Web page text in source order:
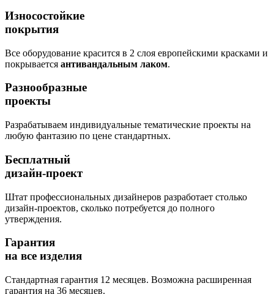
Износостойкие
покрытия
Все оборудование красится в 2 слоя европейскими красками и
покрывается антивандальным лаком.
Разнообразные
проекты
Разрабатываем индивидуальные тематические проекты на
любую фантазию по цене стандартных.
Бесплатный
дизайн-проект
Штат профессиональных дизайнеров разработает столько
дизайн-проектов, сколько потребуется до полного
утверждения.
Гарантия
на все изделия
Стандартная гарантия 12 месяцев. Возможна расширенная
гарантия на 36 месяцев.